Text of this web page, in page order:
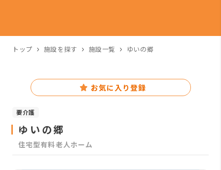
トップ 施設を探す 施設一覧 ゆいの郷
お気に入り登録
要介護
ゆいの郷
住宅型有料老人ホーム